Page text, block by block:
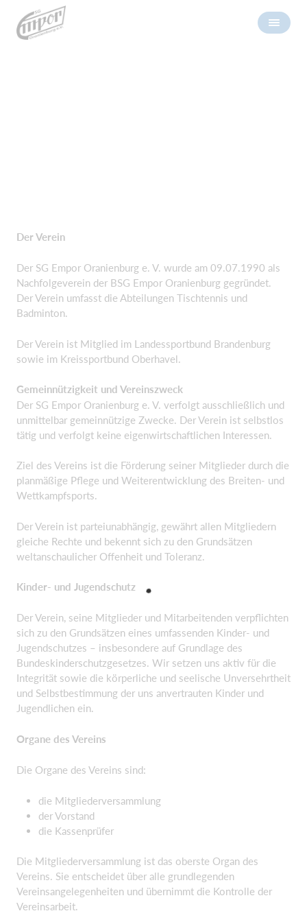
Der Verein
Der SG Empor Oranienburg e. V. wurde am 09.07.1990 als
Nachfolgeverein der BSG Empor Oranienburg gegründet.
Der Verein umfasst die Abteilungen Tischtennis und
Badminton.
Der Verein ist Mitglied im Landessportbund Brandenburg
sowie im Kreissportbund Oberhavel.
Gemeinnützigkeit und Vereinszweck
Der SG Empor Oranienburg e. V. verfolgt ausschließlich und
unmittelbar gemeinnützige Zwecke. Der Verein ist selbstlos
tätig und verfolgt keine eigenwirtschaftlichen Interessen.
Ziel des Vereins ist die Förderung seiner Mitglieder durch die
planmäßige Pflege und Weiterentwicklung des Breiten- und
Wettkampfsports.
Der Verein ist parteiunabhängig, gewährt allen Mitgliedern
gleiche Rechte und bekennt sich zu den Grundsätzen
weltanschaulicher Offenheit und Toleranz.
Kinder- und Jugendschutz
Der Verein, seine Mitglieder und Mitarbeitenden verpflichten
sich zu den Grundsätzen eines umfassenden Kinder- und
Jugendschutzes – insbesondere auf Grundlage des
Bundeskinderschutzgesetzes. Wir setzen uns aktiv für die
Integrität sowie die körperliche und seelische Unversehrtheit
und Selbstbestimmung der uns anvertrauten Kinder und
Jugendlichen ein.
Organe des Vereins
Die Organe des Vereins sind:
die Mitgliederversammlung
der Vorstand
die Kassenprüfer
Die Mitgliederversammlung ist das oberste Organ des
Vereins. Sie entscheidet über alle grundlegenden
Vereinsangelegenheiten und übernimmt die Kontrolle der
Vereinsarbeit.